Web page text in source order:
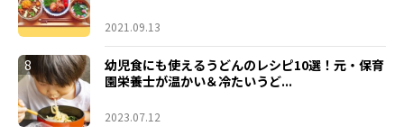
2021.09.13
8
幼児食にも使えるうどんのレシピ10選！元・保育
園栄養士が温かい＆冷たいうど...
2023.07.12